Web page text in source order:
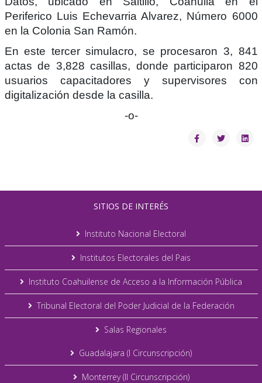
Periferico Luis Echevarria Alvarez, Número 6000
en la Colonia San Ramón.
En este tercer simulacro, se procesaron 3, 841
actas de 3,828 casillas, donde participaron 820
usuarios capacitadores y supervisores con
digitalización desde la casilla.
-o-
SITIOS DE INTERÉS
Instituto Nacional Electoral
Institutos Electorales del Pais
Instituto Coahuilense de Acceso a la Información Pública
Tribunal Electoral del Poder Judicial de la Federación
Salas Regionales
Guadalajara (I Circunscripción)
Monterrey (II Circunscripción)